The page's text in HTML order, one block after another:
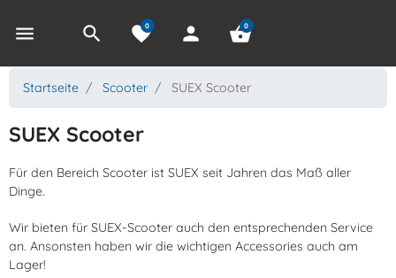
menu search favorite
0 person shopping_basket
0
Startseite Scooter SUEX Scooter
SUEX Scooter
Für den Bereich Scooter ist SUEX seit Jahren das Maß aller
Dinge.
Wir bieten für SUEX-Scooter auch den entsprechenden Service
an. Ansonsten haben wir die wichtigen Accessories auch am
Lager!